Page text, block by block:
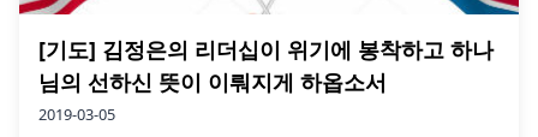
[기도] 김정은의 리더십이 위기에 봉착하고 하나
님의 선하신 뜻이 이뤄지게 하옵소서
2019-03-05